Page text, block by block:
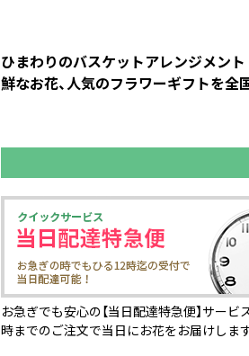
ひまわりのバスケットアレンジメン
鮮なお花、人気のフラワーギフトを全
お急ぎでも安心の【当日配達特急便】サービ
時までのご注文で当日にお花をお届けします